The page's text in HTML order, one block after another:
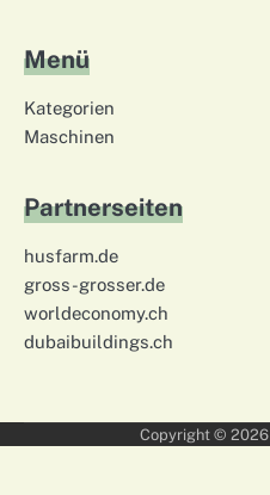
Menü
Kategorien
Maschinen
Partnerseiten
husfarm.de
gross-grosser.de
worldeconomy.ch
dubaibuildings.ch
Copyright © 2026